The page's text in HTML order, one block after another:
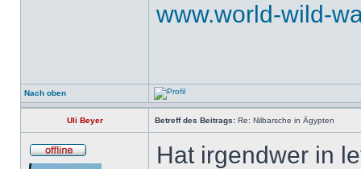
www.world-wild-
Nach oben
Uli Beyer Betreff des Beitrags: Re: Nilbarsche in Ägypten
Hat irgendwer in